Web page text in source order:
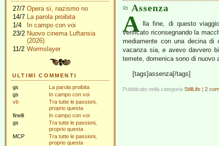
27/7 Opera sì, nazismo no
14/7 La parola proibita
1/4
In campo con voi
23/2 Nuovo cinema Luftansia
(2026)
11/2 Wormslayer
ULTIMI COMMENTI
gs
La parola proibita
gs
In campo con voi
vb
Tra tutte le passioni,
proprio questa
finelli
In campo con voi
gs
Tra tutte le passioni,
proprio questa
MCP
Tra tutte le passioni,
proprio questa
Assenza
A
lla fine, di questo
verificato riconsegnando la
mediamente con una decina di
vacanza sia, e avevo davvero
temete, domenica sono di nuovo
[tags]assenza[/tags]
Pubblicato nella categoria StillLife | 2